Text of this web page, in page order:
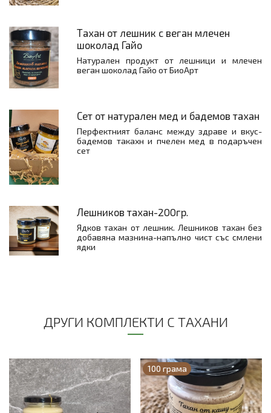
Тахан от лешник с веган млечен
шоколад Гайо
Натурален продукт от лешници и млечен
веган шоколад Гайо от БиоАрт
Сет от натурален мед и бадемов тахан
Перфектният баланс между здраве и вкус-
бадемов такахн и пчелен мед в подаръчен
сет
Лешников тахан-200гр.
Ядков тахан от лешник. Лешников тахан без
добавяна мазнина-напълно чист със смлени
ядки
ДРУГИ КОМПЛЕКТИ С ТАХАНИ
100 грама